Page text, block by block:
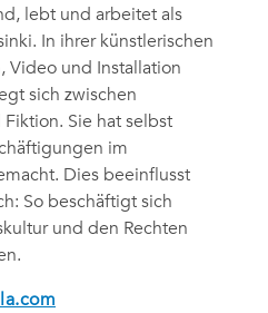
lebt und arbeitet als
In ihrer künstlerischen
Video und Installation
sich zwischen
Sie hat selbst
im
Dies beeinflusst
So beschäftigt sich
und den Rechten